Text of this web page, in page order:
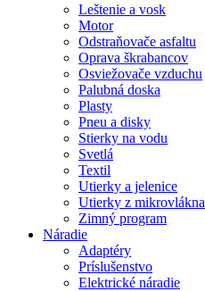
Leštenie a vosk
Motor
Odstraňovače asfaltu
Oprava škrabancov
Osviežovače vzduchu
Palubná doska
Plasty
Pneu a disky
Stierky na vodu
Svetlá
Textil
Utierky a jelenice
Utierky z mikrovlákna
Zimný program
Náradie
Adaptéry
Príslušenstvo
Elektrické náradie